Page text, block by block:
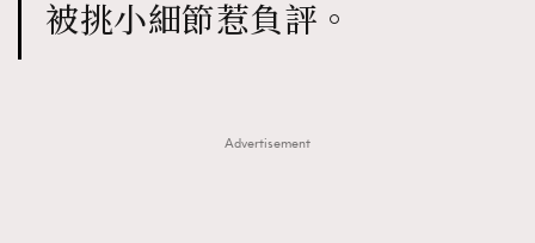
被挑小細節惹負評。
Advertisement